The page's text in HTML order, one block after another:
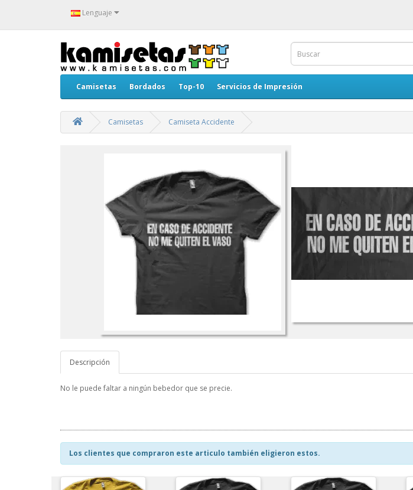
Lenguaje
Camisetas Bordados Top-10 Servicios de Impresión
Camisetas Camiseta Accidente
Descripción
No le puede faltar a ningún bebedor que se precie.
Los clientes que compraron este articulo también eligieron estos.